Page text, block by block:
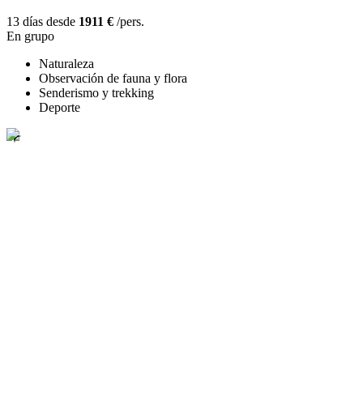
13 días desde 1911 € /pers.
En grupo
Naturaleza
Observación de fauna y flora
Senderismo y trekking
Deporte